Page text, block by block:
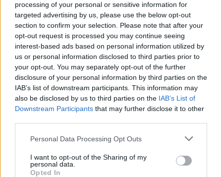
processing of your personal or sensitive information for
targeted advertising by us, please use the below opt-out
section to confirm your selection. Please note that after your
opt-out request is processed you may continue seeing
interest-based ads based on personal information utilized by
us or personal information disclosed to third parties prior to
your opt-out. You may separately opt-out of the further
disclosure of your personal information by third parties on the
IAB’s list of downstream participants. This information may
also be disclosed by us to third parties on the IAB’s List of
Downstream Participants that may further disclose it to other
Personal Data Processing Opt Outs
I want to opt-out of the Sharing of my
personal data.
Opted In
La Statua di San Carlo ad Arona si
svela al tramonto